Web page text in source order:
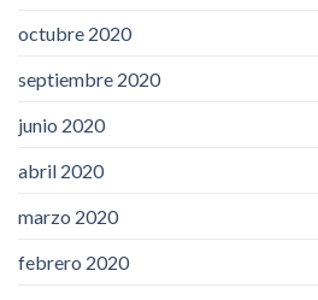
octubre 2020
septiembre 2020
junio 2020
abril 2020
marzo 2020
febrero 2020